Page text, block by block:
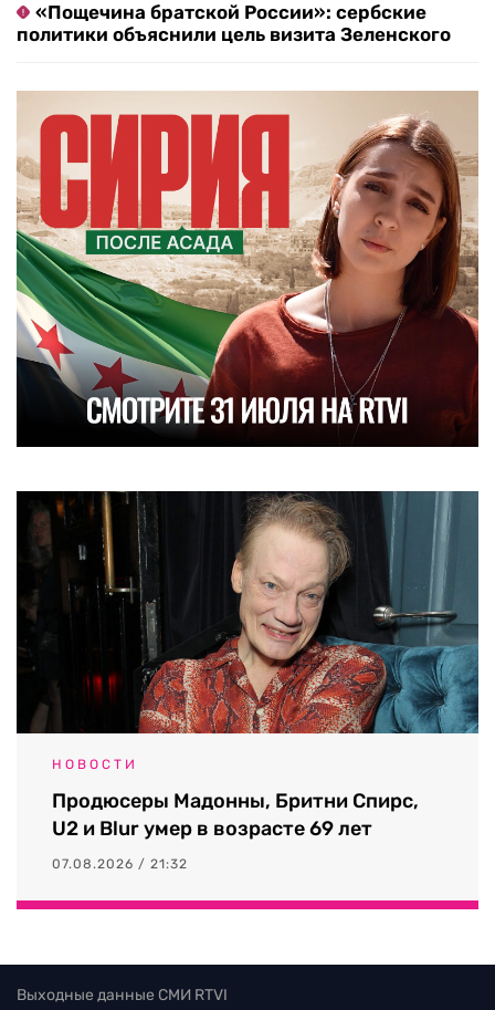
«Пощечина братской России»: сербские
политики объяснили цель визита Зеленского
НОВОСТИ
Продюсеры Мадонны, Бритни Спирс,
U2 и Blur умер в возрасте 69 лет
07.08.2026 / 21:32
Выходные данные СМИ RTVI